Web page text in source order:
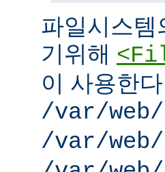
파일시스템
기위해
이 사용한
/var/
/var/